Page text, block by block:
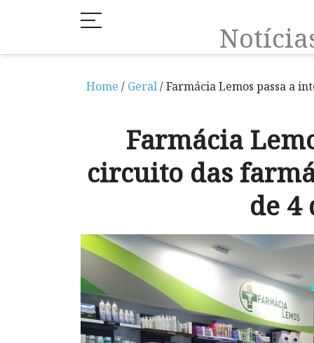
Home / Geral/ Farmácia Lemos passa a
Farmácia
circuito das
de 4